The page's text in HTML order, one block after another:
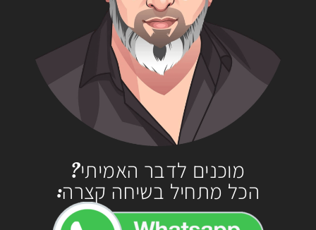
מוכנים לדבר האמיתי?
הכל מתחיל בשיחה קצרה: